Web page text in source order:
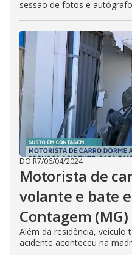
sessão de fotos e
DO R7/06/04/2024
Motorista de
volante e bate
Contagem (MG)
Além da residência,
acidente aconteceu na